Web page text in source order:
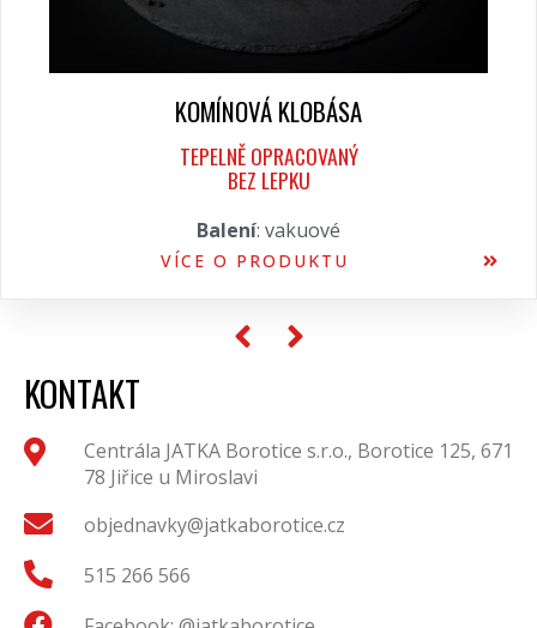
KOMÍNOVÁ KLOBÁSA
TEPELNĚ OPRACOVANÝ
BEZ LEPKU
Balení: vakuové
VÍCE O PRODUKTU
KONTAKT
Centrála JATKA Borotice s.r.o., Borotice 125, 671
78 Jiřice u Miroslavi
objednavky@jatkaborotice.cz
515 266 566